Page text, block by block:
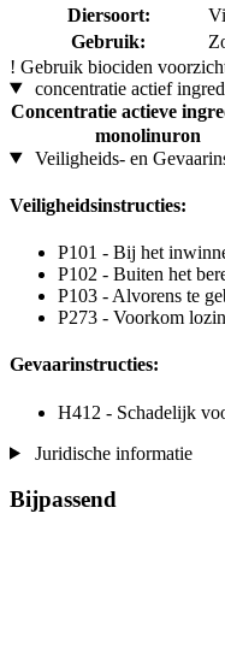
Diersoort:
Gebruik:
! Gebruik biociden
concentratie actief
Concentratie actieve
monolinuron
Veiligheids- en
Veiligheidsinstructies:
P101 - Bij het
P102 - Buiten het
P103 - Alvorens te
P273 - Voorkom
Gevaarinstructies:
H412 - Schadelijk
Juridische informatie
Bijpassend